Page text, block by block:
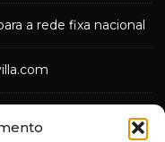
a rede fixa nacional
Real